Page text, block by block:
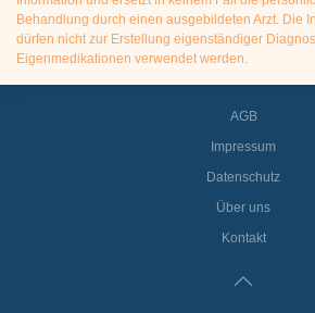
Behandlung durch einen ausgebildeten Arzt. Die
dürfen nicht zur Erstellung eigenständiger
Eigenmedikationen verwendet werden.
AGB
Impressum
Datenschutz
Über uns
Kontakt